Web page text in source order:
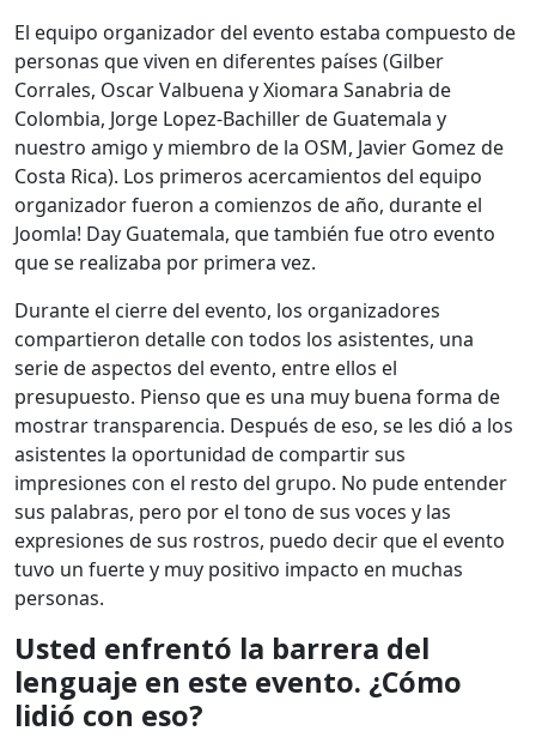
El equipo organizador del evento estaba compuesto de
personas que viven en diferentes países (Gilber
Corrales, Oscar Valbuena y Xiomara Sanabria de
Colombia, Jorge Lopez-Bachiller de Guatemala y
nuestro amigo y miembro de la OSM, Javier Gomez de
Costa Rica). Los primeros acercamientos del equipo
organizador fueron a comienzos de año, durante el
Joomla! Day Guatemala, que también fue otro evento
que se realizaba por primera vez.
Durante el cierre del evento, los organizadores
compartieron detalle con todos los asistentes, una
serie de aspectos del evento, entre ellos el
presupuesto. Pienso que es una muy buena forma de
mostrar transparencia. Después de eso, se les dió a los
asistentes la oportunidad de compartir sus
impresiones con el resto del grupo. No pude entender
sus palabras, pero por el tono de sus voces y las
expresiones de sus rostros, puedo decir que el evento
tuvo un fuerte y muy positivo impacto en muchas
personas.
Usted enfrentó la barrera del
lenguaje en este evento. ¿Cómo
lidió con eso?